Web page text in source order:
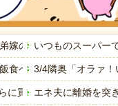
嫁の子供から「ガンの
食べないのなんでなん
に買ったの見て（カネ
いつものスーパー
3/4隣奥「オラァ
エネ夫に離婚を突